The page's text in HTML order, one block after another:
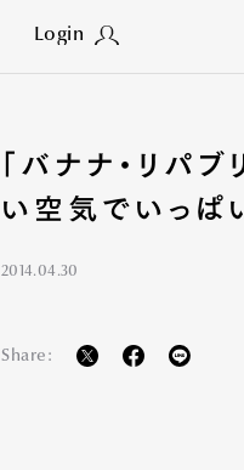
Login
「バナナ・リパ
い空気でいっぱ
2014.04.30
Share: